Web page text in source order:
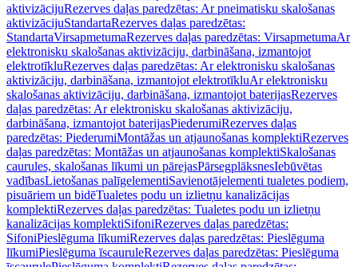
aktivizācijuRezerves daļas paredzētas: Ar pneimatisku skalošanas
aktivizācijuStandartaRezerves daļas paredzētas:
StandartaVirsapmetumaRezerves daļas paredzētas: VirsapmetumaAr
elektronisku skalošanas aktivizāciju, darbināšana, izmantojot
elektrotīkluRezerves daļas paredzētas: Ar elektronisku skalošanas
aktivizāciju, darbināšana, izmantojot elektrotīkluAr elektronisku
skalošanas aktivizāciju, darbināšana, izmantojot baterijasRezerves
daļas paredzētas: Ar elektronisku skalošanas aktivizāciju,
darbināšana, izmantojot baterijasPiederumiRezerves daļas
paredzētas: PiederumiMontāžas un atjaunošanas komplektiRezerves
daļas paredzētas: Montāžas un atjaunošanas komplektiSkalošanas
caurules, skalošanas līkumi un pārejasPārsegplāksnesIebūvētas
vadībasLietošanas palīgelementiSavienotājelementi tualetes podiem,
pisuāriem un bidēTualetes podu un izlietņu kanalizācijas
komplektiRezerves daļas paredzētas: Tualetes podu un izlietņu
kanalizācijas komplektiSifoniRezerves daļas paredzētas:
SifoniPieslēguma līkumiRezerves daļas paredzētas: Pieslēguma
līkumiPieslēguma īscauruleRezerves daļas paredzētas: Pieslēguma